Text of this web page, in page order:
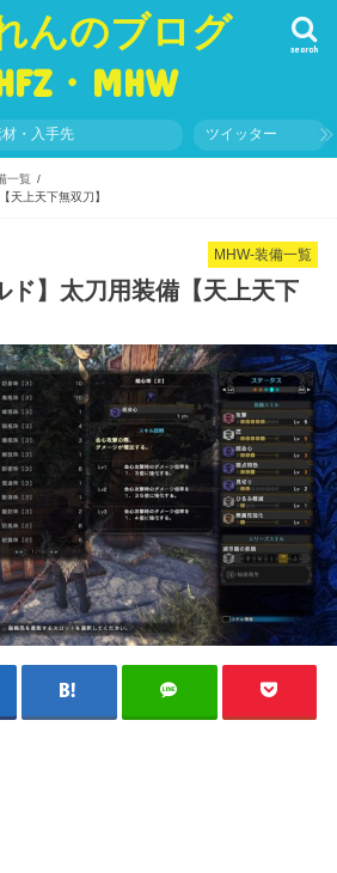
んのブログ
・MHW
search
材・入手先 ツイッター
一覧
天上天下無双刀】
MHW-装備一覧
ド】太刀用装備【天上天下